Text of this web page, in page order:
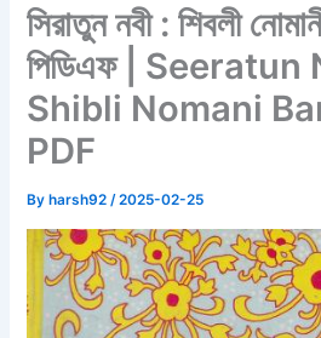
সিরাতুন নবী : শিবলী
পিডিএফ | Seeratun
Shibli Nomani
PDF
By harsh92/2025-02-25